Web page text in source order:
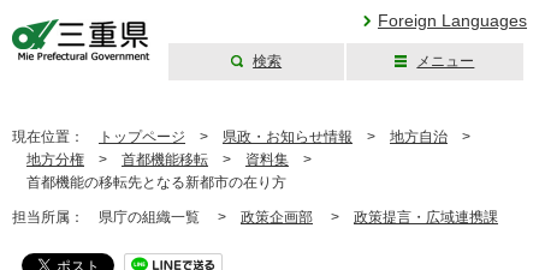
Foreign Languages
検索 メニュー
現在位置： トップページ > 県政・お知らせ情報 > 地方自治 >
地方分権 > 首都機能移転 > 資料集 >
首都機能の移転先となる新都市の在り方
担当所属： 県庁の組織一覧 > 政策企画部 > 政策提言・広域連携課